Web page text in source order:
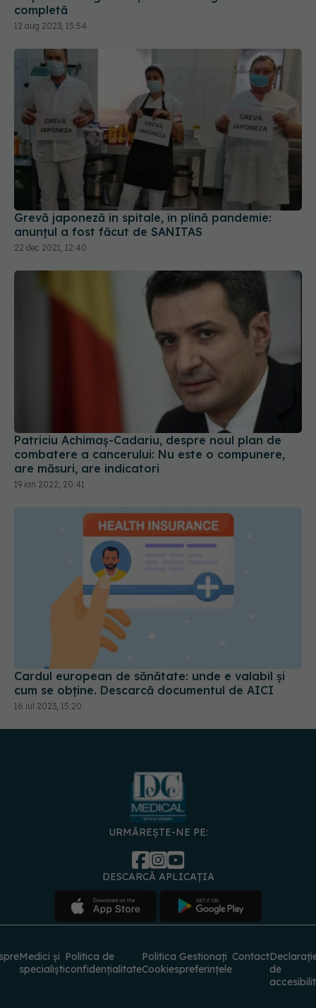
Grevă japoneză în spitale, în plină pandemie:
anunțul a fost făcut de SANITAS
22 dec 2021, 12:40
Patriciu Achimaș-Cadariu, despre noul plan de
combatere a cancerului: Nu este o compunere,
are măsuri, are indicatori
19 ian 2022, 20:41
Cardul european de sănătate: unde e valabil și
cum se obține. Descarcă documentul de AICI
16 iul 2023, 15:20
URMĂREȘTE-NE PE:
DESCARCĂ APLICAȚIA
Medici și
Politica de
Politica
Gestionați
Contact
© 2026 PRESS MEDIA ELECTRONIC S.R.L. Toate drepturile rezervate